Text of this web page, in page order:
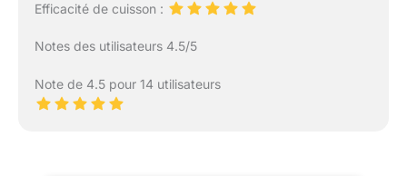
Efficacité de cuisson :
Notes des utilisateurs 4.5/5
Note de 4.5 pour 14 utilisateurs